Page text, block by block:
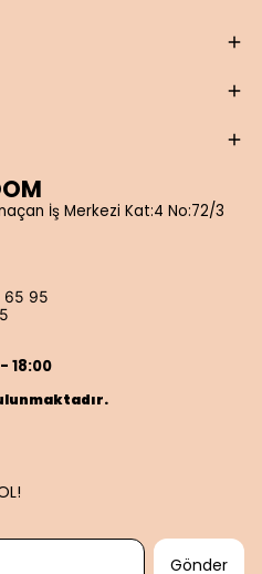
İş Merkezi Kat:4 No:72/3
65 95
18:00
Gönder